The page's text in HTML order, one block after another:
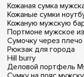
Кожаная сумка
Кожаные сумки
Кожаную мужскую
Портмоне мужское
Сумочку через плечо
Рюкзак для города
Hill burry
Деловой портфель